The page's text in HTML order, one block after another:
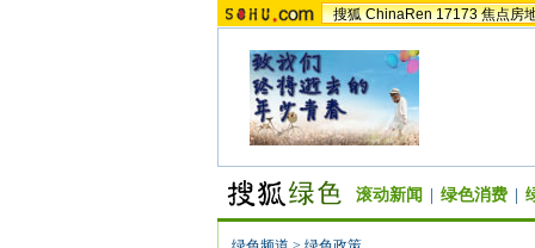
搜狐 ChinaRen 17173 焦点房
滚动新闻 绿色消费